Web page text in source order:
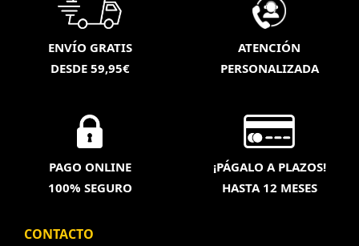
ENVÍO GRATIS
DESDE 59,95€
ATENCIÓN
PERSONALIZADA
PAGO ONLINE
100% SEGURO
¡PÁGALO A PLAZOS!
HASTA 12 MESES
CONTACTO